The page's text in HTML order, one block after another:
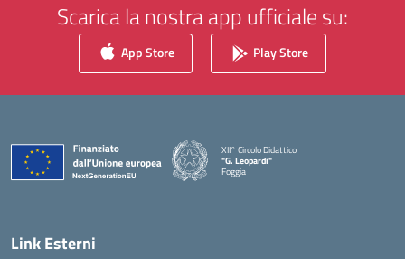
Scarica la nostra app ufficiale su:
App Store Play Store
XII° Circolo Didattico
"G. Leopardi"
Foggia
— Visita la pagina iniziale della scuola
Link Esterni